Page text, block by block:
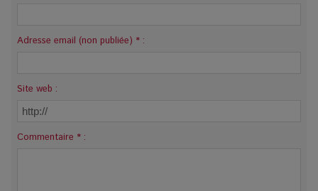
Adresse email (non publiée) * :
Site web :
Commentaire * :